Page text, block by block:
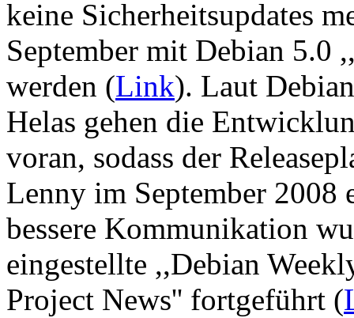
keine Sicherheitsupdates
September mit Debian 5.0
werden (Link). Laut
Helas gehen die
voran, sodass der
Lenny im September 2008
bessere Kommunikation
eingestellte ,,Debian
Project News'' fortgeführt (